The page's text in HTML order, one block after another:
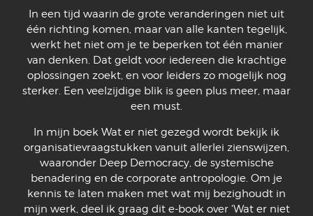
In een tijd waarin de grote veranderingen niet uit
één richting komen, maar van alle kanten tegelijk,
werkt het niet om je te beperken tot één manier
van denken. Dat geldt voor iedereen die krachtige
oplossingen zoekt, en voor leiders zo mogelijk nog
sterker. Een veelzijdige blik is geen plus meer, maar
een must.
In mijn boek Wat er niet gezegd wordt bekijk ik
organisatievraagstukken vanuit allerlei zienswijzen,
waaronder Deep Democracy, de systemische
benadering en de corporate antropologie. Om je
kennis te laten maken met wat mij bezighoudt in
mijn werk, deel ik graag dit e-book over 'Wat er niet